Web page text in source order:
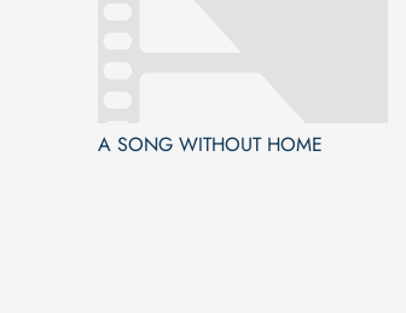
A SONG WITHOUT HOME